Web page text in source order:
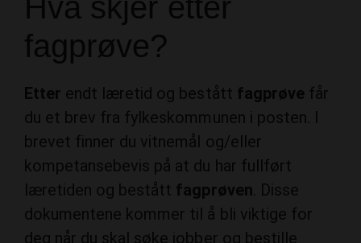
fagprøve?
Etterendt læretid og bestått
du et brev fra fylkeskommunen i posten. I
brevet finner du vitnemål og/eller
kompetansebevis på at du har fullført
læretiden og bestått
fagprøven . Disse
dokumentene kommer til å bli viktige for
deg når du skal søke jobber og bestille
lommefagbevis.